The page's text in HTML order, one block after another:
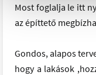
Most foglalja le itt
az építtető
Gondos, alapos
hogy a lakások